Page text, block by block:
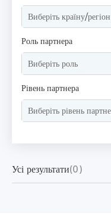
Роль партнера
Рівень партнера
Усі результати(0)